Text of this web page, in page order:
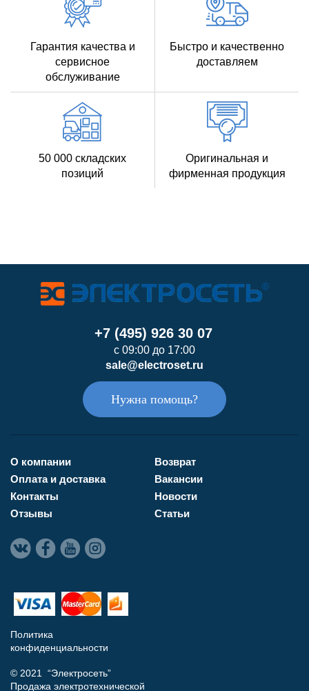
Гарантия качества и
сервисное
обслуживание
Быстро и качественно
доставляем
50 000 складских
позиций
Оригинальная и
фирменная продукция
+7 (495) 926 30 07
с 09:00 до 17:00
sale@electroset.ru
Нужна помощь?
О компании
Оплата и доставка
Контакты
Отзывы
Возврат
Вакансии
Новости
Статьи
Политика
конфиденциальности
© 2021 “Электросеть”
Продажа электротехнической